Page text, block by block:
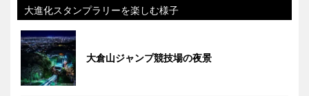
大進化スタンプラリーを楽しむ様子
大倉山ジャンプ競技場の夜景